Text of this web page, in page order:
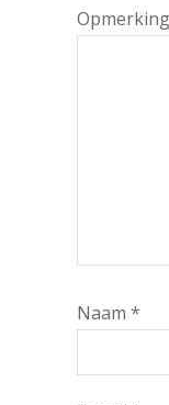
Opmerking
Naam *